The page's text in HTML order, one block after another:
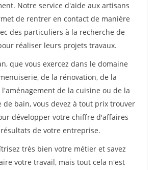
Notre service d'aide aux artisans
de rentrer en contact de manière
des particuliers à la recherche de
réaliser leurs projets travaux.
que vous exercez dans le domaine
de la rénovation, de la
de la cuisine ou de la
de bain, vous devez à tout prix trouver
développer votre chiffre d'affaires
de votre entreprise.
très bien votre métier et savez
votre travail, mais tout cela n'est